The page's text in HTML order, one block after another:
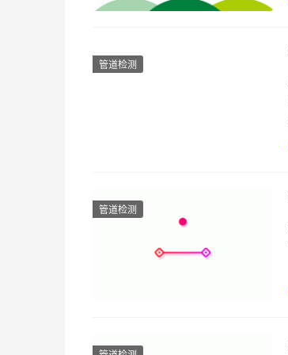
管道检测
管道检测